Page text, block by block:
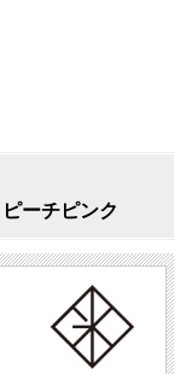
ーチピンク